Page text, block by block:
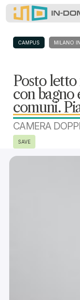
Salta al contenuto
In-Domus -
Posto letto in
CAMPUS MILANO
Posto
con bagno
comuni.
CAMERA
SAVE